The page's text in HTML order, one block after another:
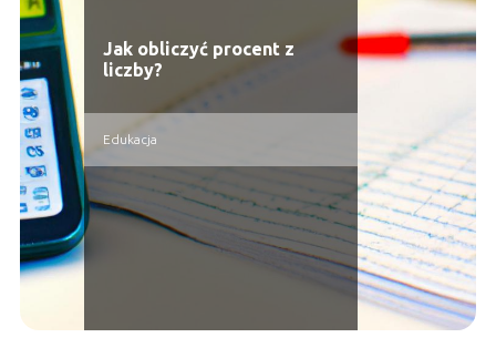
Jak obliczyć procent z
liczby?
Edukacja